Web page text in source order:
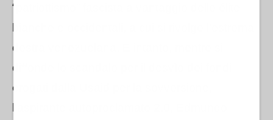
“patriottismo” fascista a vantaggio delle élite
destra venezuelana. E intanto, mentre si
diffonde lo scandalo per il desvìo dei fondi
erogati dalla Usaid per la sovversione,